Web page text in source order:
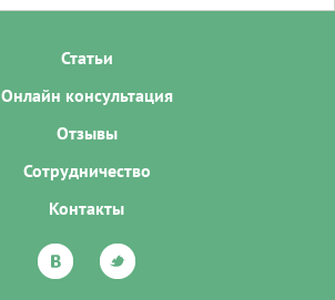
Статьи
Онлайн консультация
Отзывы
Сотрудничество
Контакты